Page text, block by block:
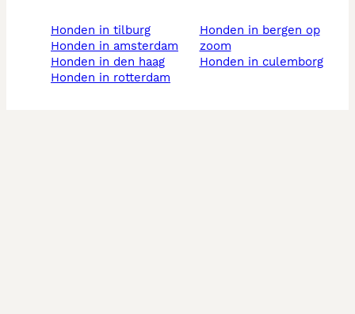
honden in tilburg
honden in amsterdam
honden in den haag
honden in rotterdam
honden in bergen op
zoom
honden in culemborg